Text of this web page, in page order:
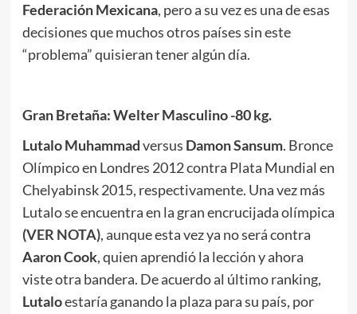
Federación Mexicana, pero a su vez es una de esas
decisiones que muchos otros países sin este
“problema” quisieran tener algún día.
Gran Bretaña: Welter Masculino -80 kg.
Lutalo Muhammadversus Damon Sansum. Bronce
Olímpico en Londres 2012 contra Plata Mundial en
Chelyabinsk 2015, respectivamente. Una vez más
Lutalo se encuentra en la gran encrucijada olímpica
(VER NOTA), aunque esta vez ya no será contra
Aaron Cook, quien aprendió la lección y ahora
viste otra bandera. De acuerdo al último ranking,
Lutaloestaría ganando la plaza para su país, por